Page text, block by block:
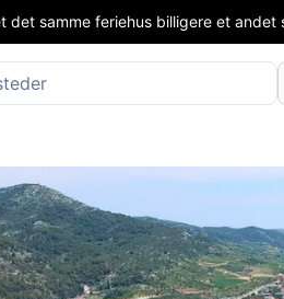
det samme feriehus billigere et